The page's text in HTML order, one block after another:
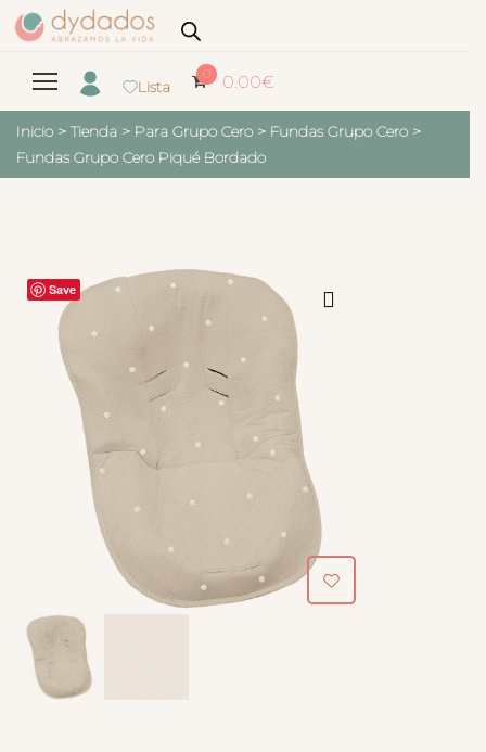
Lista
0 0.00€
Inicio > Tienda > Para Grupo Cero > Fundas Grupo Cero >
Fundas Grupo Cero Piqué Bordado
Save